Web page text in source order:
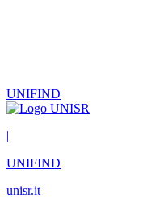
UNIFIND
|
UNIFIND
unisr.it